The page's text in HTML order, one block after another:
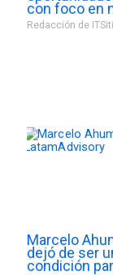
con foco en
Redacción de
Marcelo
dejó de ser
condición